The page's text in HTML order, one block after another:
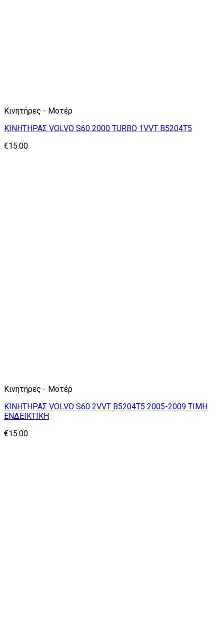
Κινητήρες - Μοτέρ
ΚΙΝΗΤΗΡΑΣ VOLVO S60 2000 TURBO 1VVT B5204T5
€15.00
Κινητήρες - Μοτέρ
ΚΙΝΗΤΗΡΑΣ VOLVO S60 2VVT B5204T5 2005-2009 ΤΙΜΗ
ΕΝΔΕΙΚΤΙΚΗ
€15.00